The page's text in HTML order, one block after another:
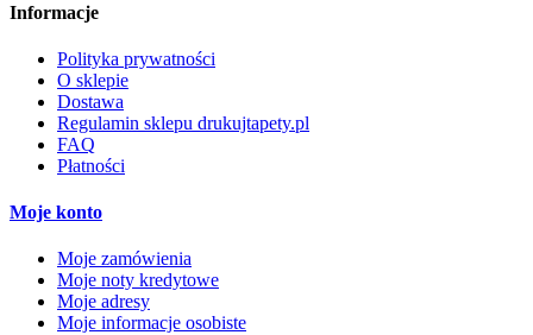
Informacje
Polityka prywatności
O sklepie
Dostawa
Regulamin sklepu drukujtapety.pl
FAQ
Płatności
Moje konto
Moje zamówienia
Moje noty kredytowe
Moje adresy
Moje informacje osobiste